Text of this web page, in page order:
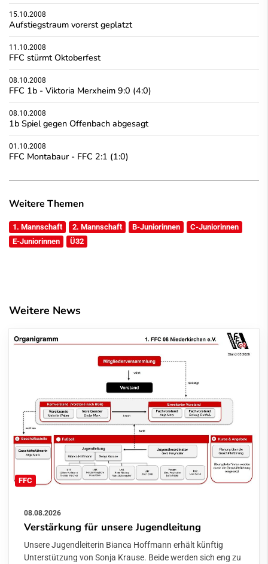
15.10.2008
Aufstiegstraum vorerst geplatzt
11.10.2008
FFC stürmt Oktoberfest
08.10.2008
FFC 1b - Viktoria Merxheim 9:0 (4:0)
08.10.2008
1b Spiel gegen Offenbach abgesagt
01.10.2008
FFC Montabaur - FFC 2:1 (1:0)
Weitere Themen
1. Mannschaft 2. Mannschaft B-Juniorinnen
C-Juniorinnen
E-Juniorinnen
Ü32
Weitere News
FFC
08.08.2026
Verstärkung für unsere Jugendleitung
Unsere Jugendleiterin Bianca Hoffmann erhält künftig
Unterstützung von Sonja Krause. Beide werden sich eng zu